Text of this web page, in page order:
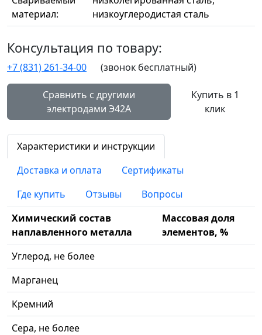
материал:
низкоуглеродистая сталь
Консультация по товару:
+7 (831) 261-34-00 (звонок бесплатный)
Сравнить с другими
электродами Э42А
Купить в 1
клик
Характеристики и инструкции
Доставка и оплата
Сертификаты
Где купить
Отзывы
Вопросы
Химический состав
наплавленного металла
Массовая доля
элементов, %
Углерод, не более
Марганец
Кремний
Сера, не более